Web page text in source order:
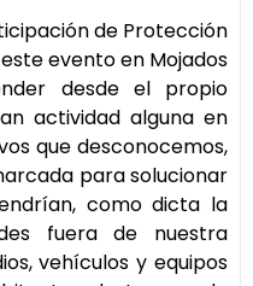
de Protección
evento en Mojados
desde el propio
actividad alguna en
que desconocemos,
para solucionar
como dicta la
fuera de nuestra
vehículos y equipos